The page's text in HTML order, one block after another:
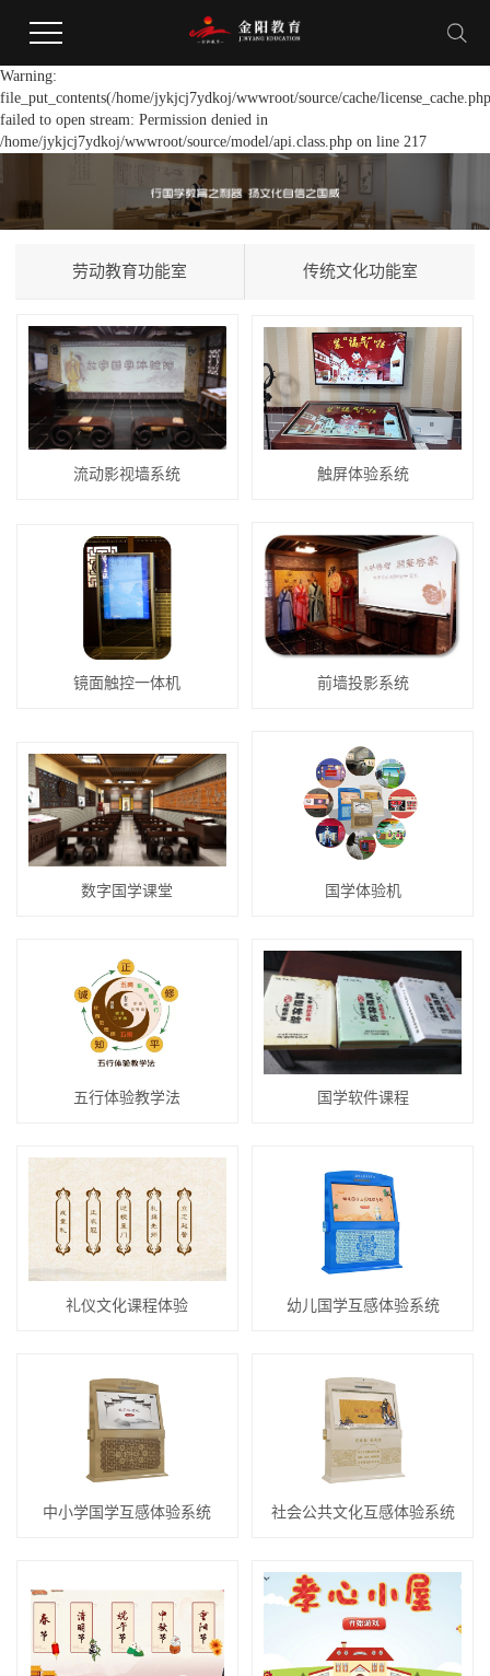
Warning:
file_put_contents(/home/jykjcj7ydkoj/wwwroot/source/cache/
failed to open stream: Permission denied in
/home/jykjcj7ydkoj/wwwroot/source/model/api.class.php on line 217
劳动教育功能室 传统文化功能室
流动影视墙系统 触屏体验系统
镜面触控一体机 前墙投影系统
数字国学课堂 国学体验机
五行体验教学法 国学软件课程
礼仪文化课程体验 幼儿国学互感体验系统
中小学国学互感体验系统 社会公共文化互感体验系统